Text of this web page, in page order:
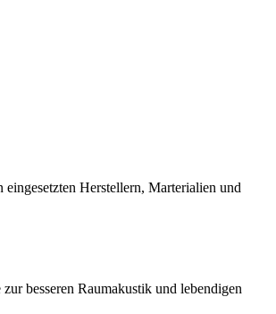
eingesetzten Herstellern, Marterialien und
besseren Raumakustik und lebendigen